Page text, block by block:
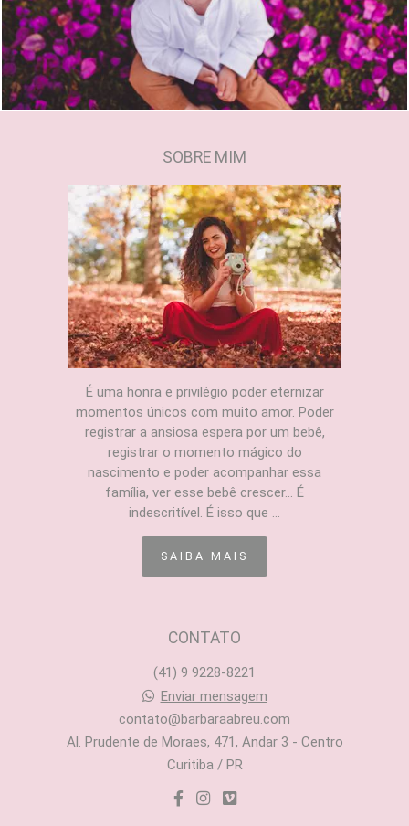
1679 2
SOBRE MIM
É uma honra e privilégio poder eternizar
momentos únicos com muito amor. Poder
registrar a ansiosa espera por um bebê,
registrar o momento mágico do
nascimento e poder acompanhar essa
família, ver esse bebê crescer... É
indescritível. É isso que ...
SAIBA MAIS
CONTATO
(41) 9 9228-8221
Enviar mensagem
contato@barbaraabreu.com
Al. Prudente de Moraes, 471, Andar 3 - Centro
Curitiba / PR